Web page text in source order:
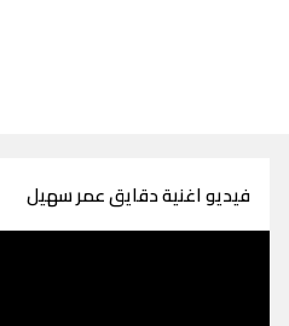
فيديو اغنية دقايق عمر سهيل